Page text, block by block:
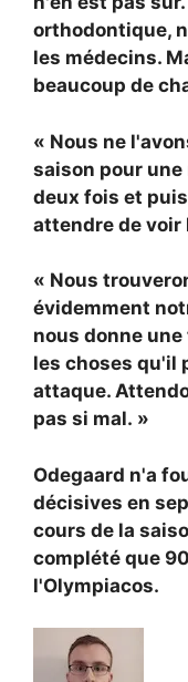
orthodontique,
les médecins.
beaucoup de
« Nous ne
saison pour
deux fois et
attendre de voir
« Nous
évidemment
nous donne
les choses qu'il
attaque.
pas si mal. »
Odegaard n'a
décisives en
cours de la
complété que
l'Olympiacos.